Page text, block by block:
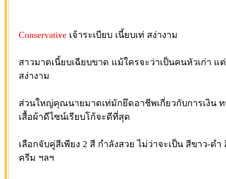
Conservativeเจ้าระเบียบ เนี้ยบเท่ สง่างาม
สาวมาดเนี้ยบเฉียบขาด แม้ใครจะว่าเป็นคนหัวเก่า
สง่างาม
ส่วนใหญ่คุณนายมาดเท่มักยึดอาชีพเกี่ยวกับการเงิน
เสื้อผ้าดีไซน์เรียบโก้จะดีที่สุด
เลือกจับคู่สีเพียง 2 สี กำลังสวย ไม่ว่าจะเป็น สีขาว-ด
ครีม ฯลฯ